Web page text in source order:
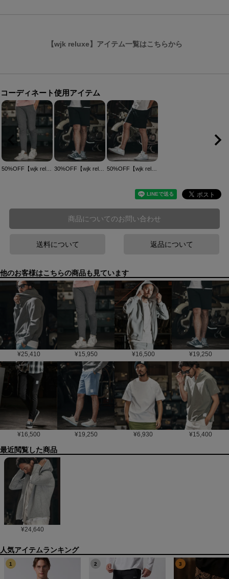
【wjk reluxe】アイテム一覧はこちらから
コーディネート使用アイテム
商品についてのお問い合わせ
送料について 返品について
他のお客様はこちらの商品も見ています
¥25,410 ¥15,950 ¥16,500 ¥19,250
¥16,500 ¥19,250 ¥6,930 ¥15,400
最近閲覧した商品
¥24,640
1 2 3